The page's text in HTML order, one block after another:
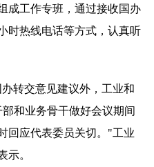
成工作专班，通过接收国办
时热线电话等方式，认真听
转交意见建议外，工业和
和业务骨干做好会议期间
回应代表委员关切。"工业
示。